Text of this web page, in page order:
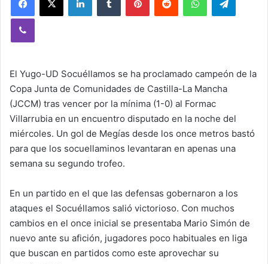
El Yugo-UD Socuéllamos se ha proclamado campeón de la
Copa Junta de Comunidades de Castilla-La Mancha
(JCCM) tras vencer por la mínima (1-0) al Formac
Villarrubia en un encuentro disputado en la noche del
miércoles. Un gol de Megías desde los once metros bastó
para que los socuellaminos levantaran en apenas una
semana su segundo trofeo.
En un partido en el que las defensas gobernaron a los
ataques el Socuéllamos salió victorioso. Con muchos
cambios en el once inicial se presentaba Mario Simón de
nuevo ante su afición, jugadores poco habituales en liga
que buscan en partidos como este aprovechar su